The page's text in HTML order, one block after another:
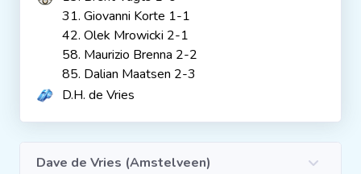
Voetbalpiramide
VROUWEN
Clubs
31. Giovanni Korte 1-1
42. Olek Mrowicki 2-1
58. Maurizio Brenna 2-2
85. Dalian Maatsen 2-3
D.H. de Vries
Dave de Vries (Amstelveen)